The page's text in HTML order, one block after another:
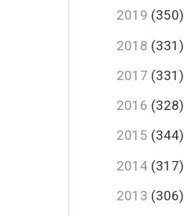
2019 (350)
2018 (331)
2017 (331)
2016 (328)
2015 (344)
2014 (317)
2013 (306)